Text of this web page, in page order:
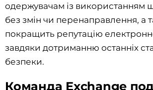
одержувачам із використанням
без змін чи перенаправлення, а
покращить репутацію
завдяки дотриманню останніх
безпеки.
Команда Exchange